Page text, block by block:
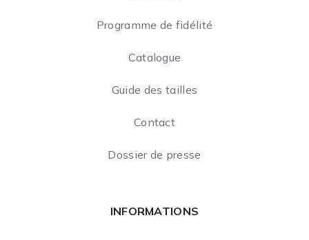
Programme de fidélité
Catalogue
Guide des tailles
Contact
Dossier de presse
INFORMATIONS